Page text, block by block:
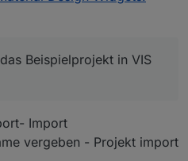
Beispielprojekt in VIS
Import
vergeben - Projekt import